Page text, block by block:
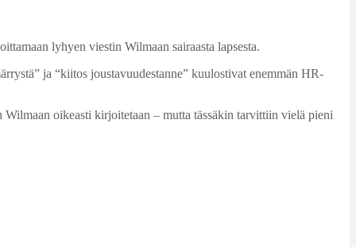
lyhyen viestin Wilmaan sairaasta lapsesta.
ja “kiitos joustavuudestanne” kuulostivat enemmän HR-
oikeasti kirjoitetaan – mutta tässäkin tarvittiin vielä pieni